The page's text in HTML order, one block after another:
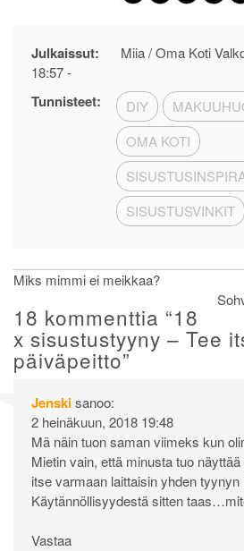
Julkaissut: Miia / Oma Koti
18:57-
Tunnisteet: DIY
OMA KOTI
SISUSTUSVINKIT
Artikkelien
selaus
Miks mimmi ei meikkaa?
18 kommenttia “18
x sisustustyyny – Tee
päiväpeitto”
Jenskisanoo:
2 heinäkuun, 2018 19:48
Mä näin tuon saman viimeks kun
Mietin vain, että minusta tuo
itse varmaan laittaisin yhden tyynyn
Käytännöllisyydestä sitten
Vastaa